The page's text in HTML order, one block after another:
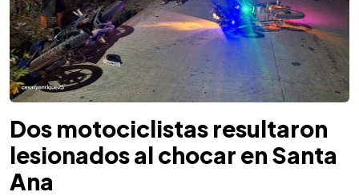
Dos motociclistas resultaron
lesionados al chocar en Santa
Ana